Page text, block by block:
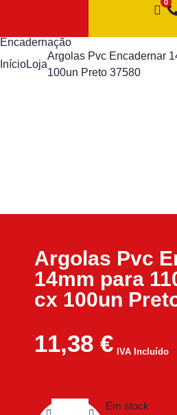
Encadernação
InícioLoja
Argolas Pvc Encadernar
100un Preto 37580
Argolas Pvc
14mm para
cx 100un
11,38 € IVA Incluído
Em stock